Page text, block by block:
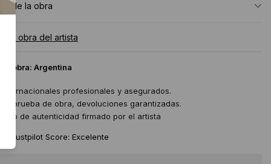
de la obra
la obra del artista
la obra: Argentina
internacionales profesionales y asegurados.
prueba de obra, devoluciones garantizadas.
de autenticidad firmado por el artista
Trustpilot Score: Excelente